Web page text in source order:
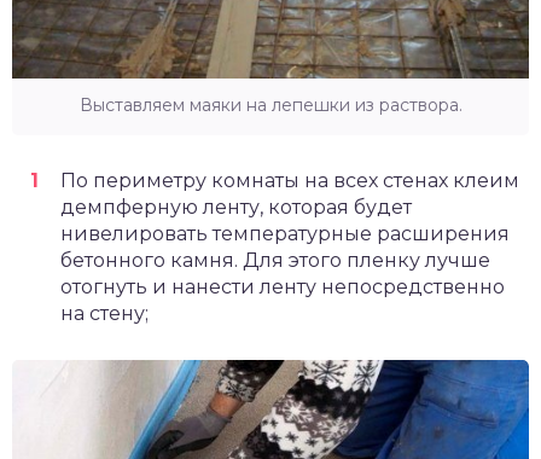
Выставляем маяки на лепешки из раствора.
По периметру комнаты на всех стенах клеим
демпферную ленту, которая будет
нивелировать температурные расширения
бетонного камня. Для этого пленку лучше
отогнуть и нанести ленту непосредственно
на стену;